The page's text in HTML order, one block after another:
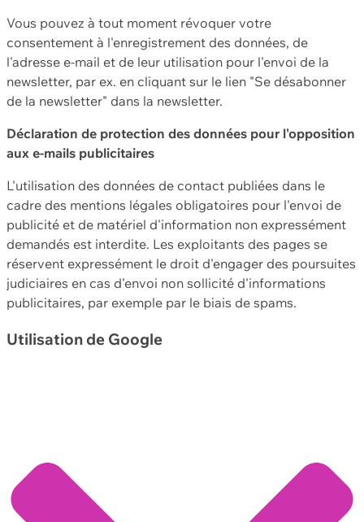
Vous pouvez à tout moment révoquer votre
consentement à l'enregistrement des données, de
l'adresse e-mail et de leur utilisation pour l'envoi de la
newsletter, par ex. en cliquant sur le lien "Se désabonner
de la newsletter" dans la newsletter.
Déclaration de protection des données pour l'opposition
aux e-mails publicitaires
L'utilisation des données de contact publiées dans le
cadre des mentions légales obligatoires pour l'envoi de
publicité et de matériel d'information non expressément
demandés est interdite. Les exploitants des pages se
réservent expressément le droit d'engager des poursuites
judiciaires en cas d'envoi non sollicité d'informations
publicitaires, par exemple par le biais de spams.
Utilisation de Google